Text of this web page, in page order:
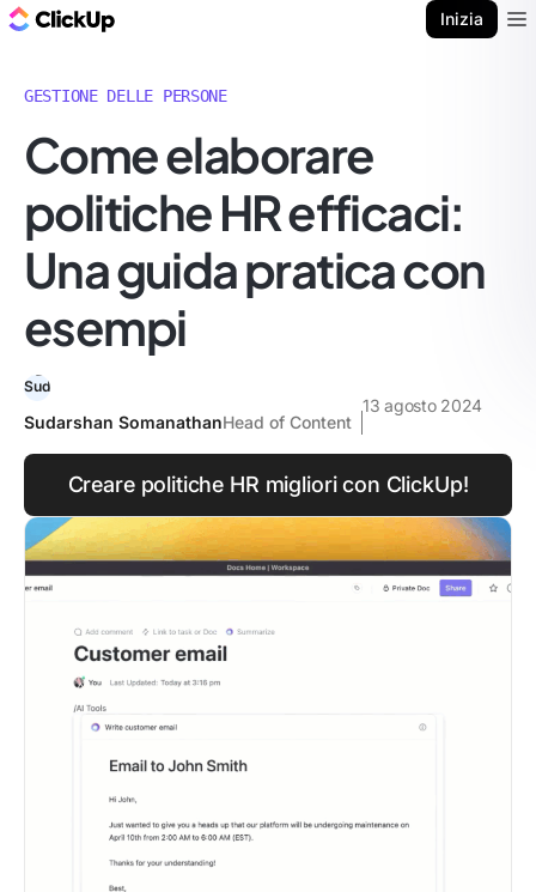
Inizia
GESTIONE DELLE PERSONE
Come elaborare
politiche HR efficaci:
Una guida pratica con
esempi
Sudarshan SomanathanHead of Content
13 agosto 2024
Creare politiche HR migliori con ClickUp!